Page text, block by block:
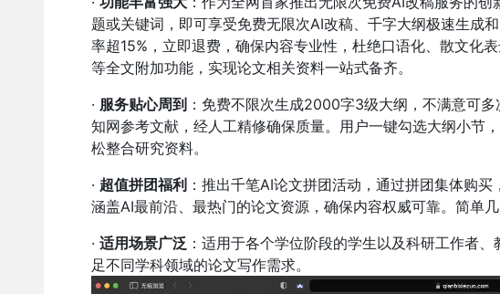
题或关键词，即可享受免费无限次AI改稿、千字大纲极速生成
率超15%，立即退费，确保内容专业性，杜绝口语化、散文化
等全文附加功能，实现论文相关资料一站式备齐。
· 服务贴心周到 ：免费不限次生成2000字3级大纲，不满意可
知网参考文献，经人工精修确保质量。用户一键勾选大纲小节
松整合研究资料。
· 超值拼团福利 ：推出千笔AI论文拼团活动，通过拼团集体购
涵盖AI最前沿、最热门的论文资源，确保内容权威可靠。简单
· 适用场景广泛 ：适用于各个学位阶段的学生以及科研工作者
足不同学科领域的论文写作需求。